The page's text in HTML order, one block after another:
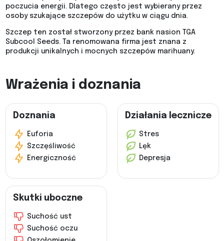
poczucia energii. Dlatego często jest wybierany przez
osoby szukające szczepów do użytku w ciągu dnia.
Szczep ten został stworzony przez bank nasion TGA
Subcool Seeds. Ta renomowana firma jest znana z
produkcji unikalnych i mocnych szczepów marihuany.
Wrażenia i doznania
Doznania
Euforia
Szczęśliwość
Energiczność
Działania lecznicze
Stres
Lęk
Depresja
Skutki uboczne
Suchość ust
Suchość oczu